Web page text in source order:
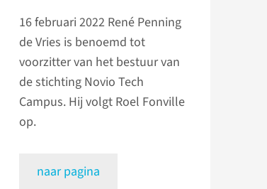
16 februari 2022 René Penning
de Vries is benoemd tot
voorzitter van het bestuur van
de stichting Novio Tech
Campus. Hij volgt Roel Fonville
op.
naar pagina